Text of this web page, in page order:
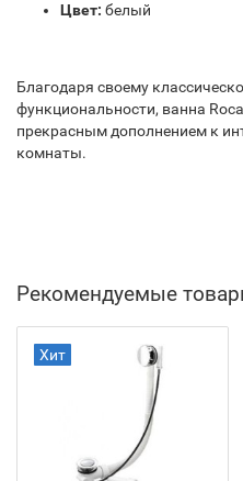
Цвет: белый
Благодаря своему
функциональности, ванна
прекрасным дополнением к
комнаты.
Рекомендуемые
Хит